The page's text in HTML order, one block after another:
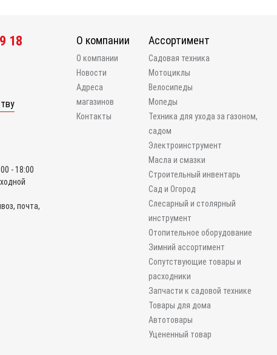
18
- 18:00
почта,
О компании
О компании
Новости
Адреса
магазинов
Контакты
Ассортимент
Садовая техника
Мотоциклы
Велосипеды
Мопеды
Техника для ухода за газоном,
садом
Электроинструмент
Масла и смазки
Строительный инвентарь
Сад и Огород
Слесарный и столярный
инструмент
Отопительное оборудование
Зимний ассортимент
Сопутствующие товары и
расходники
Запчасти к садовой технике
Товары для дома
Автотовары
Уцененный товар